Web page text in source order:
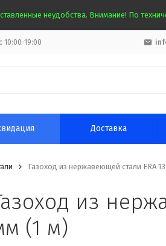
неудобства. Внимание! По
10:00-19:00
Доставка
Газоход из нержавеющей стали ERA
из
(1 м)